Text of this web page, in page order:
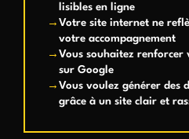
lisibles en ligne
Votre site internet ne
votre accompagnement
Vous souhaitez
sur Google
Vous voulez générer des
grâce à un site clair et